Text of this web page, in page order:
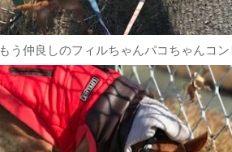
もう仲良しのフィルちゃんパコちゃんコン